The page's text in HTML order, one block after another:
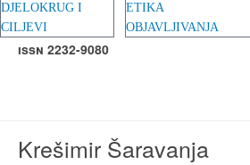
DJELOKRUG I
CILJEVI
ETIKA
OBJAVLJIVANJA
ISSN 2232-9080
Krešimir Šaravanja